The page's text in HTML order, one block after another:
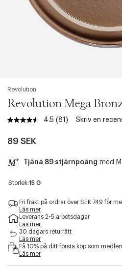
Revolution
Revolution Mega
4.5 Läs
samma
(81) Skriv en
89 SEK
Tjäna 89 stjärnpoäng med
a
c
s
b
i
Storlek:15 G
Fri frakt på ordrar över SEK 749 för
Läs mer
Leverans 2-5 arbetsdagar
Läs mer
30 dagars returrätt
Läs mer
Få 10% på ditt första köp som
Läs mer